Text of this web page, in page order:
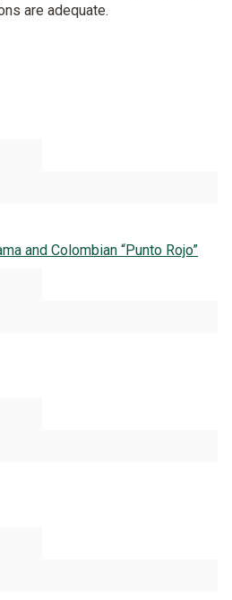
are adequate.
and Colombian “Punto Rojo”